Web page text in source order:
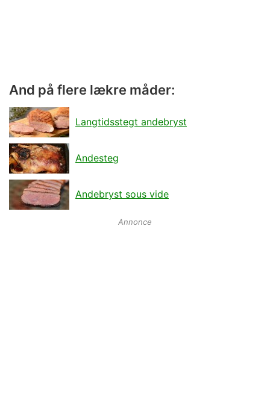
And på flere lækre måder:
Langtidsstegt andebryst
Andesteg
Andebryst sous vide
Annonce